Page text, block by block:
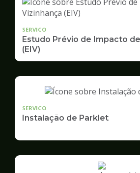
SERVICO
Estudo Prévio de Impacto
(EIV)
SERVICO
Instalação de Parklet